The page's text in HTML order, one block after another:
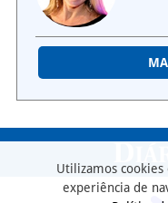
Utilizamos
experiência de